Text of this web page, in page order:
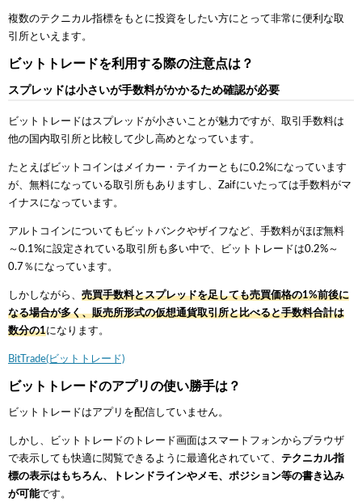
複数のテクニカル指標をもとに投資をしたい方にとって非常に便利な取
引所といえます。
ビットトレードを利用する際の注意点は？
スプレッドは小さいが手数料がかかるため確認が必要
ビットトレードはスプレッドが小さいことが魅力ですが、取引手数料は
他の国内取引所と比較して少し高めとなっています。
たとえばビットコインはメイカー・テイカーともに0.2%になっています
が、無料になっている取引所もありますし、Zaifにいたっては手数料がマ
イナスになっています。
アルトコインについてもビットバンクやザイフなど、手数料がほぼ無料
～0.1%に設定されている取引所も多い中で、ビットトレードは0.2%～
0.7％になっています。
しかしながら、 売買手数料とスプレッドを足しても売買価格の1%前後に
なる場合が多く、販売所形式の仮想通貨取引所と比べると手数料合計は
数分の1になります。
BitTrade(ビットトレード)
ビットトレードのアプリの使い勝手は？
ビットトレードはアプリを配信していません。
しかし、ビットトレードのトレード画面はスマートフォンからブラウザ
で表示しても快適に閲覧できるように最適化されていて、 テクニカル指
標の表示はもちろん、トレンドラインやメモ、ポジション等の書き込み
が可能です。